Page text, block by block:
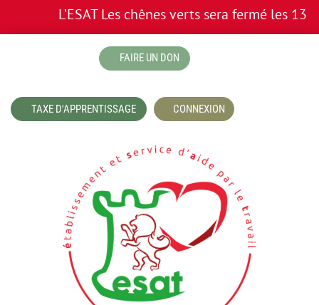
L’ESAT Les chênes verts sera fermé les 13
FAIRE UN DON
TAXE D'APPRENTISSAGE CONNEXION